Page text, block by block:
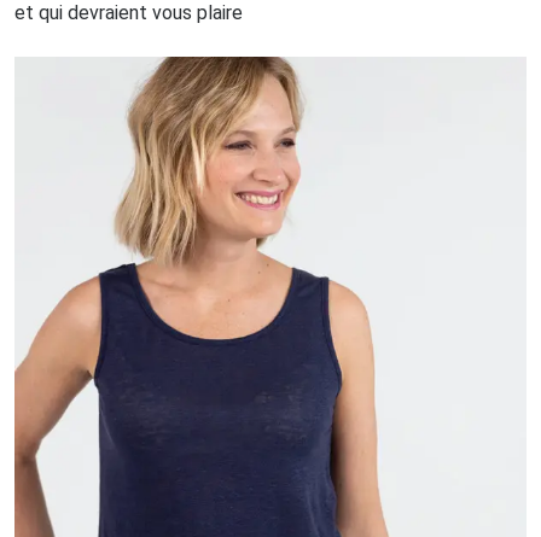
et qui devraient vous plaire